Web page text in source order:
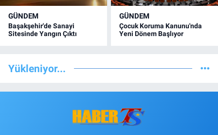
GÜNDEM
Başakşehir'de Sanayi
Sitesinde Yangın Çıktı
GÜNDEM
Çocuk Koruma Kanunu'nda
Yeni Dönem Başlıyor
Yükleniyor...